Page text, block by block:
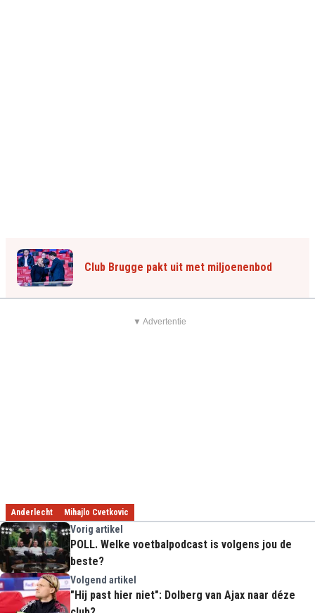
Club Brugge pakt uit met miljoenenbod
▼ Advertentie
Anderlecht Mihajlo Cvetkovic
Vorig artikel
POLL. Welke voetbalpodcast is volgens jou de
beste?
Volgend artikel
"Hij past hier niet": Dolberg van Ajax naar déze